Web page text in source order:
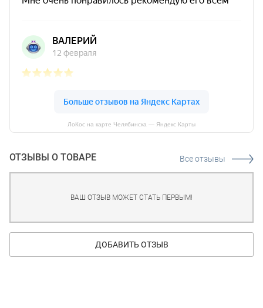
ЛоКос на карте Челябинска — Яндекс Карты
ОТЗЫВЫ О ТОВАРЕ Все отзывы
ВАШ ОТЗЫВ МОЖЕТ СТАТЬ ПЕРВЫМ!
ДОБАВИТЬ ОТЗЫВ